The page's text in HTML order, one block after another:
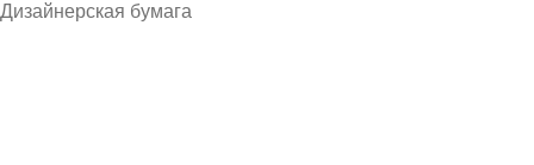
Дизайнерская бумага